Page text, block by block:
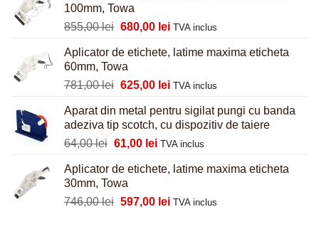
100mm, Towa
855,00lei Prețul
a
fost:
855,00 lei.
680,00 leiPrețul
este:
TVA inclus
Aplicator de etichete, latime maxima eticheta
60mm, Towa
781,00lei Prețul
a
fost:
781,00 lei.
625,00 leiPrețul
este:
625,00 lei.
TVA inclus
Aparat din metal pentru sigilat pungi cu banda
adeziva tip scotch, cu dispozitiv de taiere
64,00lei Prețul
a
fost:
64,00 lei.
61,00 leiPrețul
este:
TVA inclus
Aplicator de etichete, latime maxima eticheta
30mm, Towa
746,00lei Prețul
597,00 leiPrețul
TVA inclus